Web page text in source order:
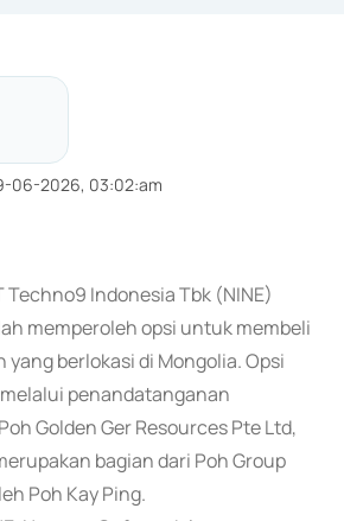
06-2026, 03:02:am
Techno9 Indonesia Tbk (NINE)
memperoleh opsi untuk membeli
berlokasi di Mongolia. Opsi
penandatanganan
Golden Ger Resources Pte Ltd,
bagian dari Poh Group
Poh Kay Ping.